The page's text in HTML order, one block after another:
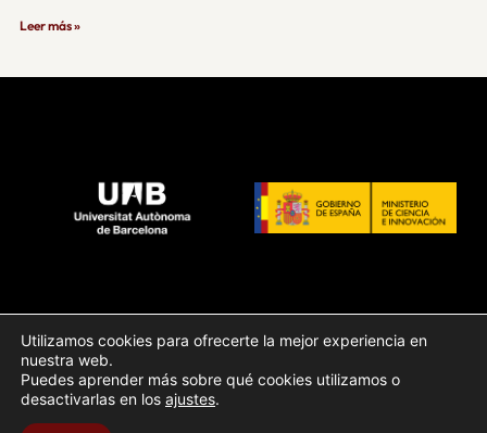
Leer más »
Aviso Legal
Política de Privacidad
Política de Cookies
Utilizamos cookies para ofrecerte la mejor experiencia en
nuestra web.
Puedes aprender más sobre qué cookies utilizamos o
desactivarlas en los ajustes.